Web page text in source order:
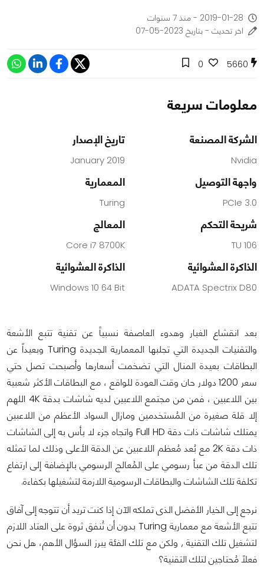
2019-01-28 - منذ 7 سنوات
اخر تحديث - بتاريخ 2023-05-07
5660
0
معلومات سريعة
الشركة المصنعة
Nvidia
تاريخ الإصدار
January 2019
واجهة التوصيل
PCIe 3.0
المعمارية
Turing
شريحة التحكم
TU 106
المعالج
Core i7 8700K
الذاكرة العشوائية
ADATA Spectrix D80
الذاكرة العشوائية
Windows 10 64 Bit
بعد انقشاع الغبار وهدوء العاصفة نسبياً عن تقنية تتبع الأشعة
والتقنيات الجديدة التي تجلبها المعمارية الجديدة Turing وبعيداً عن
البطاقات بعيدة المنال التي تضخمت أسعارها وأصبحت تصل حتي
سعر 1200 دولار حان وقت العودة للواقع ، مع البطاقات الأكثر شعبية
بين اللاعبين ، فمن من مجتمع اللاعبين لديه شاشات بدقة 4K اللهم
إلا قلة صغيرة من المُستخدمين ومازال السواد الأعظم من اللاعبين
يمتلك شاشات ذات دقة Full HD واتجاه جزء لا بأس به إلى الشاشات
ذات دقة 2K مع بُعد مُعظم اللاعبين عن الدقة الأعلى وذلك لما تمثله
تلك الدقة من عبأ رسومي على المُعالج الرسومي بالإضافة إلى ارتفاع
تكلفة تلك الشاشات والبطاقات الرسومية اللازمة لتشغيلها بكفاءة.
نرجع إلى الخيار الأفضل الذى تملكه الآن إذا كنت تريد أن تتوجه إلى آفاق
تتبع الأشعة مع معمارية Turing بدون أن تُنفق ثروة على العتاد اللازم
لتشغيل تلك التقنية , ولكن مع تلك الفئة يبرز السؤال الأهم، هل نحن
فعلاً مُحتاجين لتلك التقنية؟